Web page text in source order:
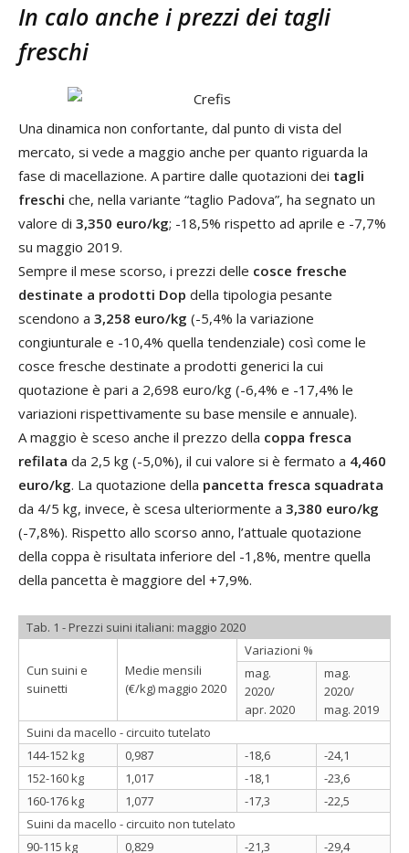
In calo anche i prezzi dei tagli
freschi
Una dinamica non confortante, dal punto di vista del
mercato, si vede a maggio anche per quanto riguarda la
fase di macellazione. A partire dalle quotazioni dei tagli
freschi che, nella variante “taglio Padova”, ha segnato un
valore di 3,350 euro/kg; -18,5% rispetto ad aprile e -7,7%
su maggio 2019.
Sempre il mese scorso, i prezzi delle cosce fresche
destinate a prodotti Dop della tipologia pesante
scendono a 3,258 euro/kg (-5,4% la variazione
congiunturale e -10,4% quella tendenziale) così come le
cosce fresche destinate a prodotti generici la cui
quotazione è pari a 2,698 euro/kg (-6,4% e -17,4% le
variazioni rispettivamente su base mensile e annuale).
A maggio è sceso anche il prezzo della coppa fresca
refilata da 2,5 kg (-5,0%), il cui valore si è fermato a 4,460
euro/kg. La quotazione della pancetta fresca squadrata
da 4/5 kg, invece, è scesa ulteriormente a 3,380 euro/kg
(-7,8%). Rispetto allo scorso anno, l’attuale quotazione
della coppa è risultata inferiore del -1,8%, mentre quella
della pancetta è maggiore del +7,9%.
Tab. 1 - Prezzi suini italiani: maggio 2020
Cun suini e
suinetti
Medie mensili
(€/kg) maggio 2020
Variazioni %
mag.
2020/
apr. 2020
mag.
2020/
mag. 2019
Suini da macello - circuito tutelato
144-152 kg
0,987 -18,6
-24,1
152-160 kg
1,017 -18,1
-23,6
160-176 kg
1,077 -17,3
-22,5
Suini da macello - circuito non tutelato
90-115 kg
0,829 -21,3 -29,4